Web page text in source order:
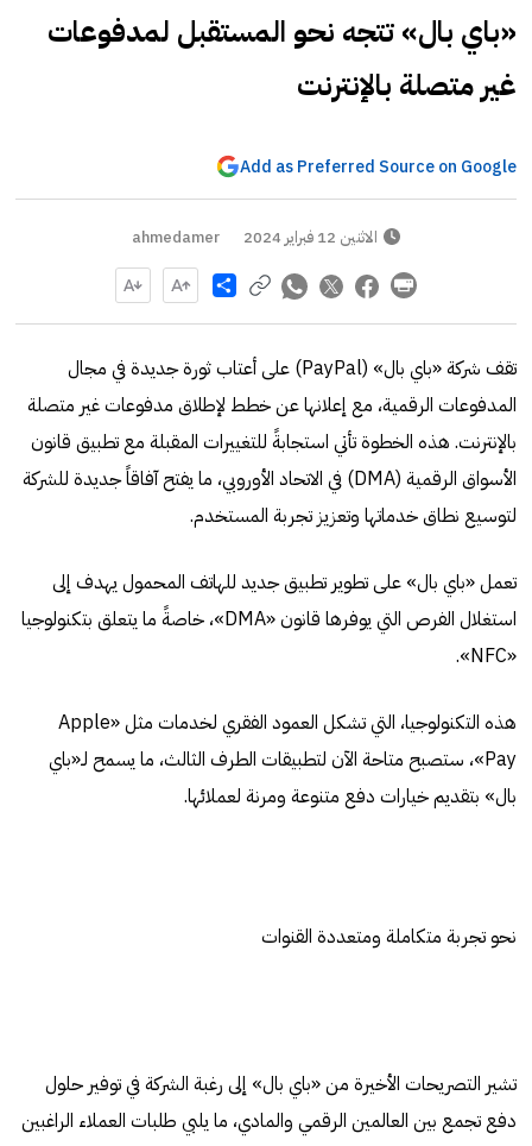
«باي بال» تتجه نحو المستقبل لمدفوعات
غير متصلة بالإنترنت
Add as Preferred Source on Google
الاثنين 12 فبراير 2024 ahmedamer
Share
تقف شركة «باي بال» (PayPal) على أعتاب ثورة جديدة في مجال
المدفوعات الرقمية، مع إعلانها عن خطط لإطلاق مدفوعات غير متصلة
بالإنترنت. هذه الخطوة تأتي استجابةً للتغييرات المقبلة مع تطبيق قانون
الأسواق الرقمية (DMA) في الاتحاد الأوروبي، ما يفتح آفاقاً جديدة للشركة
لتوسيع نطاق خدماتها وتعزيز تجربة المستخدم.
تعمل «باي بال» على تطوير تطبيق جديد للهاتف المحمول يهدف إلى
استغلال الفرص التي يوفرها قانون «DMA»، خاصةً ما يتعلق بتكنولوجيا
«NFC».
هذه التكنولوجيا، التي تشكل العمود الفقري لخدمات مثل «Apple
Pay»، ستصبح متاحة الآن لتطبيقات الطرف الثالث، ما يسمح لـ«باي
بال» بتقديم خيارات دفع متنوعة ومرنة لعملائها.
نحو تجربة متكاملة ومتعددة القنوات
تشير التصريحات الأخيرة من «باي بال» إلى رغبة الشركة في توفير حلول
دفع تجمع بين العالمين الرقمي والمادي، ما يلبي طلبات العملاء الراغبين